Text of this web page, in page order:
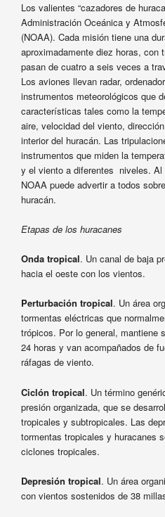
Los valientes “cazadores de
Administración Oceánica y
(NOAA). Cada misión tiene una
aproximadamente diez horas, con
pasan de cuatro a seis veces a
Los aviones llevan radar,
instrumentos meteorológicos que
características tales como la
aire, velocidad del viento,
interior del huracán. Las
instrumentos que miden la
y el viento a diferentes niveles. Al
NOAA puede advertir a todos
huracán.
Etapas de los huracanes
Onda tropical. Un canal de baja
hacia el oeste con los vientos.
Perturbación tropical. Un área
tormentas eléctricas que
trópicos. Por lo general, mantiene
24 horas y van acompañados de
ráfagas de viento.
Ciclón tropical. Un término
presión organizada, que se
tropicales y subtropicales. Las
tormentas tropicales y huracanes
ciclones tropicales.
Depresión tropical. Un área
con vientos sostenidos de 38